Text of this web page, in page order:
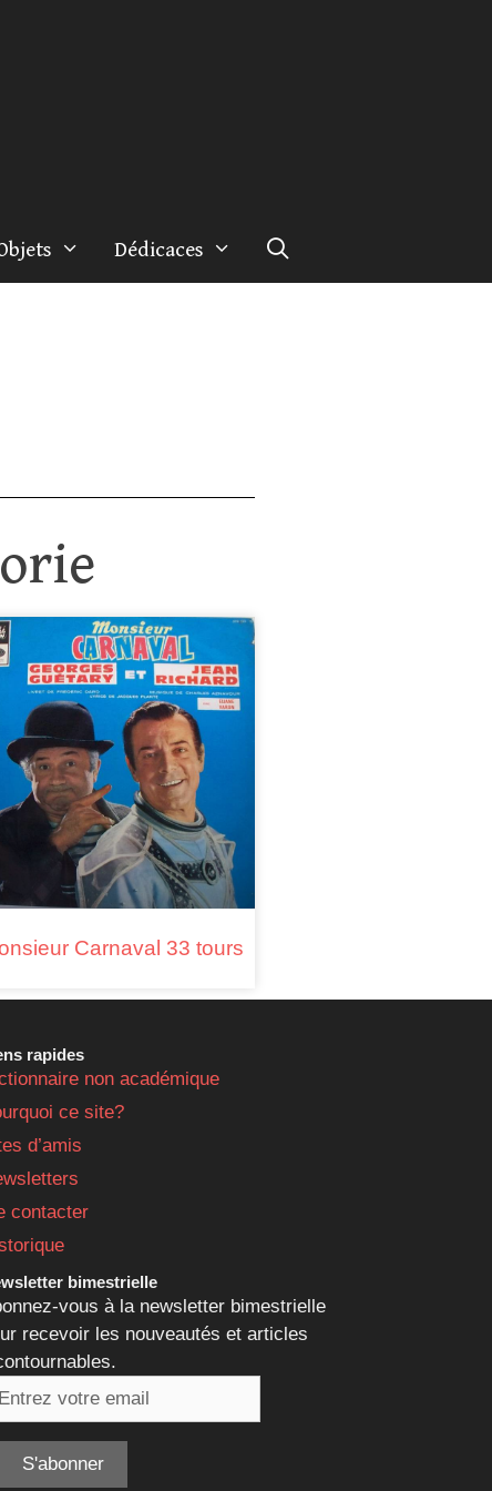
Dédicaces
Carnaval 33 tours
rapides
non académique
ce site?
d’amis
contacter
bimestrielle
vous à la newsletter bimestrielle
recevoir les nouveautés et articles